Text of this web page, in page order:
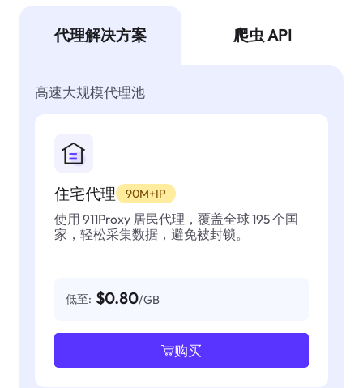
代理解决方案 爬虫 API
高速大规模代理池
住宅代理 90M+IP
使用 911Proxy 居民代理，覆盖全球 195 个国
家，轻松采集数据，避免被封锁。
低至: $0.80/GB
购买